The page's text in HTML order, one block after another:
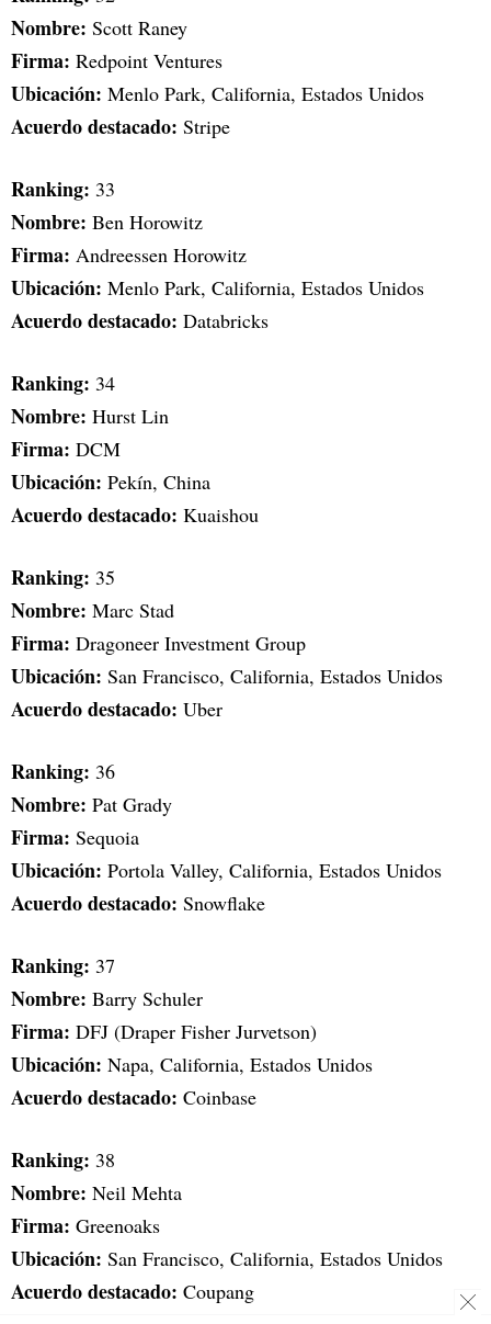
Nombre: Scott Raney
Firma: Redpoint Ventures
Ubicación: Menlo Park, California, Estados Unidos
Acuerdo destacado: Stripe
Ranking: 33
Nombre: Ben Horowitz
Firma: Andreessen Horowitz
Ubicación: Menlo Park, California, Estados Unidos
Acuerdo destacado: Databricks
Ranking: 34
Nombre: Hurst Lin
Firma: DCM
Ubicación: Pekín, China
Acuerdo destacado: Kuaishou
Ranking: 35
Nombre: Marc Stad
Firma: Dragoneer Investment Group
Ubicación: San Francisco, California, Estados Unidos
Acuerdo destacado: Uber
Ranking: 36
Nombre: Pat Grady
Firma: Sequoia
Ubicación: Portola Valley, California, Estados Unidos
Acuerdo destacado: Snowflake
Ranking: 37
Nombre: Barry Schuler
Firma: DFJ (Draper Fisher Jurvetson)
Ubicación: Napa, California, Estados Unidos
Acuerdo destacado: Coinbase
Ranking: 38
Nombre: Neil Mehta
Firma: Greenoaks
Ubicación: San Francisco, California, Estados Unidos
Acuerdo destacado: Coupang